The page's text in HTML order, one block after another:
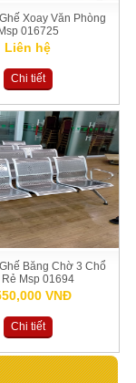
Xoay Văn Phòng
Msp 016725
Liên hệ
Chi tiết
Băng Chờ 3 Chổ
Msp 01694
VNĐ
Chi tiết